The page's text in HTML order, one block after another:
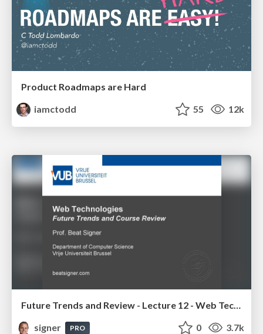
Product Roadmaps are Hard
iamctodd
55 12k
Future Trends and Review - Lecture 12 - Web Technologies (1019888BNR)
signer
PRO 0 3.7k